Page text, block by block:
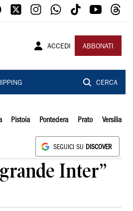
ACCEDI ABBONATI
CERCA
Pistoia Pontedera Prato Versilia
SEGUICI SU DISCOVER
Inter”